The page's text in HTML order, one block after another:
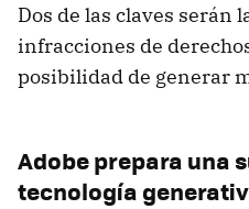
Dos de las claves serán
infracciones de
posibilidad de generar
Adobe prepara una
tecnología